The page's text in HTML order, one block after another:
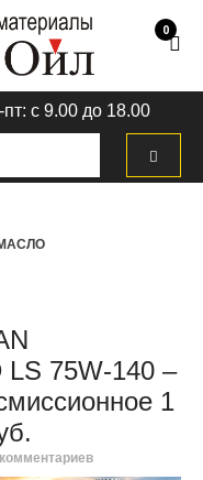
0
пт: с 9.00 до 18.00
МАСЛО
LS 75W-140 –
1